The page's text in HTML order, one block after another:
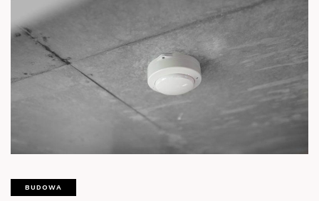
BUDOWA